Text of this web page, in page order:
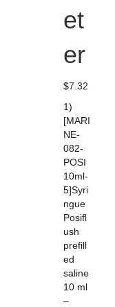
et
er
$7.32
1)
[MARI
NE-
082-
POSI
10ml-
5]Syri
ngue
Posifl
ush
prefill
ed
saline
10 ml
–